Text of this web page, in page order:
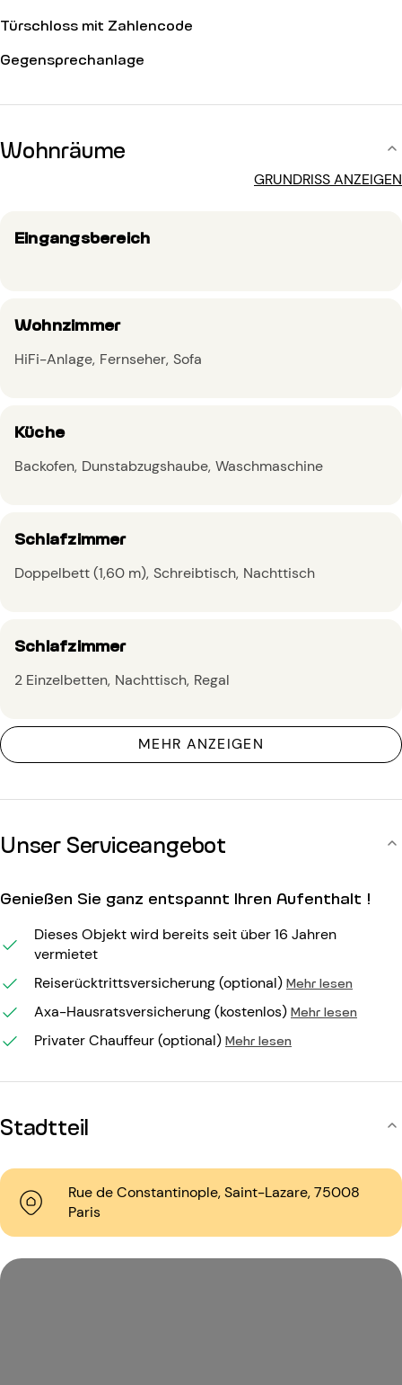
Türschloss mit Zahlencode
Gegensprechanlage
Wohnräume
GRUNDRISS ANZEIGEN
Eingangsbereich
Wohnzimmer
HiFi-Anlage Fernseher Sofa
Küche
Backofen Dunstabzugshaube Waschmaschine
Schlafzimmer
Doppelbett (1,60 m) Schreibtisch Nachttisch
Schlafzimmer
2 Einzelbetten Nachttisch Regal
MEHR ANZEIGEN
Unser Serviceangebot
Genießen Sie ganz entspannt Ihren Aufenthalt !
Dieses Objekt wird bereits seit über 16 Jahren
vermietet
Reiserücktrittsversicherung (optional) Mehr lesen
Axa-Hausratsversicherung (kostenlos) Mehr lesen
Privater Chauffeur (optional) Mehr lesen
Stadtteil
Rue de Constantinople, Saint-Lazare, 75008
Paris